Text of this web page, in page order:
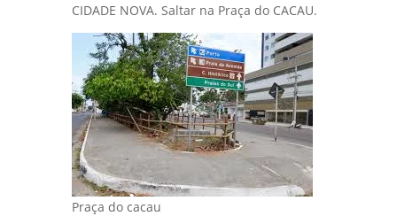
CIDADE NOVA. Saltar na Praça do CACAU.
Praça do cacau